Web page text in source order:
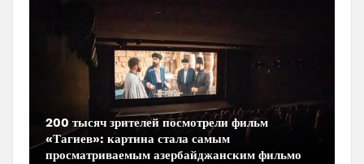
200 тысяч зрителей посмотрели фильм
«Тагиев»: картина стала самым
просматриваемым азербайджанским фильмом